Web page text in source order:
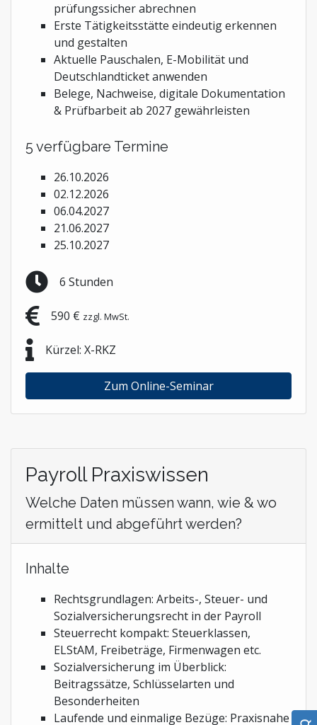
prüfungssicher abrechnen
Erste Tätigkeitsstätte eindeutig erkennen
und gestalten
Aktuelle Pauschalen, E-Mobilität und
Deutschlandticket anwenden
Belege, Nachweise, digitale Dokumentation
& Prüfbarbeit ab 2027 gewährleisten
5 verfügbare Termine
26.10.2026
02.12.2026
06.04.2027
21.06.2027
25.10.2027
6 Stunden
590 € zzgl. MwSt.
Kürzel: X-RKZ
Zum Online-Seminar
Payroll Praxiswissen
Welche Daten müssen wann, wie & wo
ermittelt und abgeführt werden?
Inhalte
Rechtsgrundlagen: Arbeits-, Steuer- und
Sozialversicherungsrecht in der Payroll
Steuerrecht kompakt: Steuerklassen,
ELStAM, Freibeträge, Firmenwagen etc.
Sozialversicherung im Überblick:
Beitragssätze, Schlüsselarten und
Besonderheiten
Laufende und einmalige Bezüge: Praxisnahe